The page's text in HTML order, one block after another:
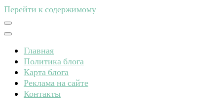
Перейти к содержимому
Главная
Политика блога
Карта блога
Реклама на сайте
Контакты